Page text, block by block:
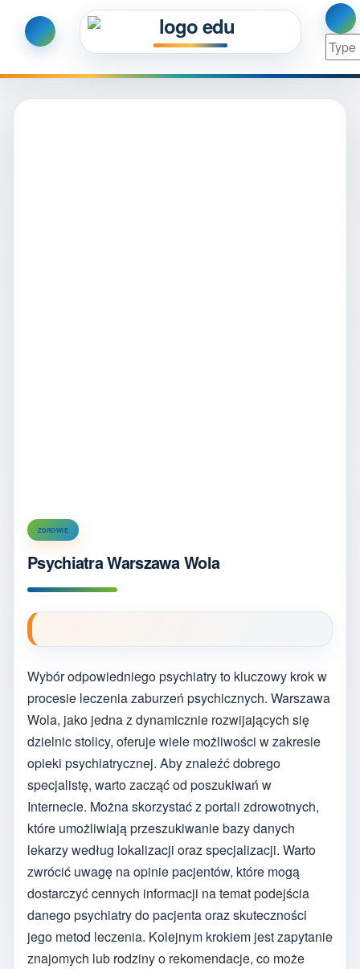
ZDROWIE
Psychiatra Warszawa Wola
Wybór odpowiedniego psychiatry to kluczowy krok w
procesie leczenia zaburzeń psychicznych. Warszawa
Wola, jako jedna z dynamicznie rozwijających się
dzielnic stolicy, oferuje wiele możliwości w zakresie
opieki psychiatrycznej. Aby znaleźć dobrego
specjalistę, warto zacząć od poszukiwań w
Internecie. Można skorzystać z portali zdrowotnych,
które umożliwiają przeszukiwanie bazy danych
lekarzy według lokalizacji oraz specjalizacji. Warto
zwrócić uwagę na opinie pacjentów, które mogą
dostarczyć cennych informacji na temat podejścia
danego psychiatry do pacjenta oraz skuteczności
jego metod leczenia. Kolejnym krokiem jest zapytanie
znajomych lub rodziny o rekomendacje, co może